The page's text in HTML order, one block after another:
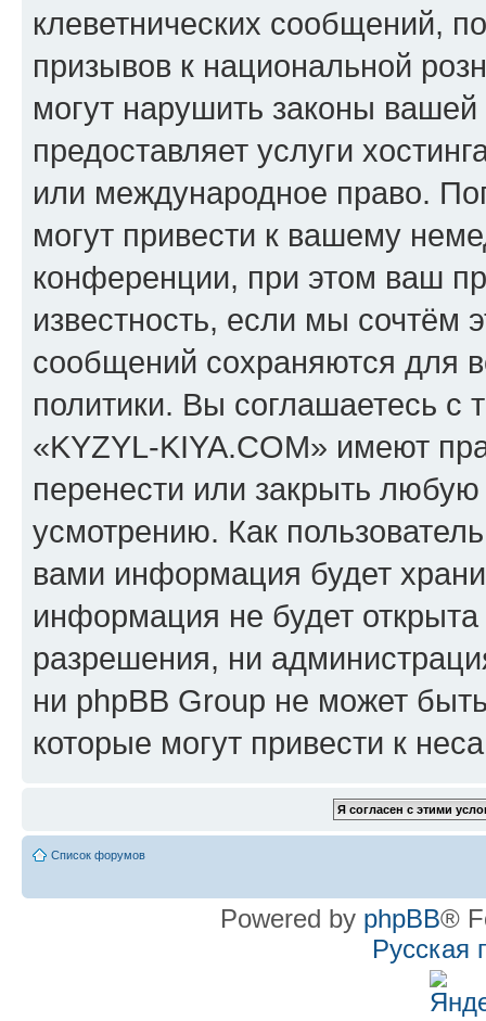
клеветнических сообщений,
призывов к национальной
могут нарушить законы
предоставляет услуги
или международное право.
могут привести к вашему
конференции, при этом ваш
известность, если мы сочтём
сообщений сохраняются для
политики. Вы соглашаетесь
«KYZYL-KIYA.COM» имеют
перенести или закрыть
усмотрению. Как
вами информация будет
информация не будет
разрешения, ни
ни phpBB Group не может
которые могут привести к
Список форумов
Powered by phpBB®
Русская